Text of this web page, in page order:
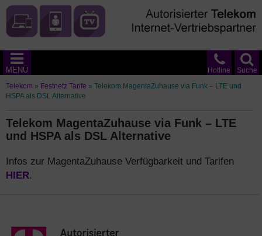
Suche
Hotline
MENÜ
Telekom » Festnetz Tarife » Telekom MagentaZuhause via Funk – LTE und
HSPA als DSL Alternative
Telekom MagentaZuhause via Funk – LTE
und HSPA als DSL Alternative
Infos zur MagentaZuhause Verfügbarkeit und Tarifen
HIER.